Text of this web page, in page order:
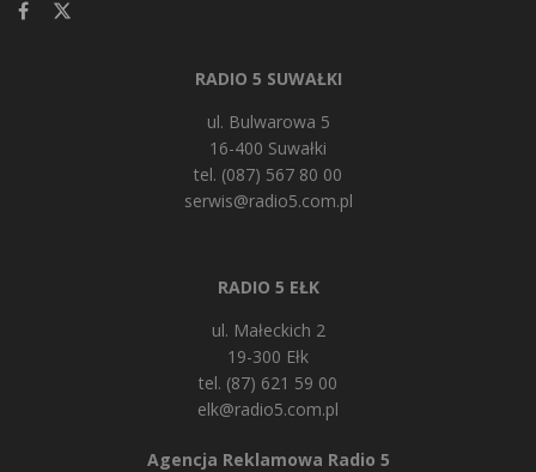
RADIO 5 SUWAŁKI
ul. Bulwarowa 5
16-400 Suwałki
tel. (087) 567 80 00
serwis@radio5.com.pl
RADIO 5 EŁK
ul. Małeckich 2
19-300 Ełk
tel. (87) 621 59 00
elk@radio5.com.pl
Agencja Reklamowa Radio 5